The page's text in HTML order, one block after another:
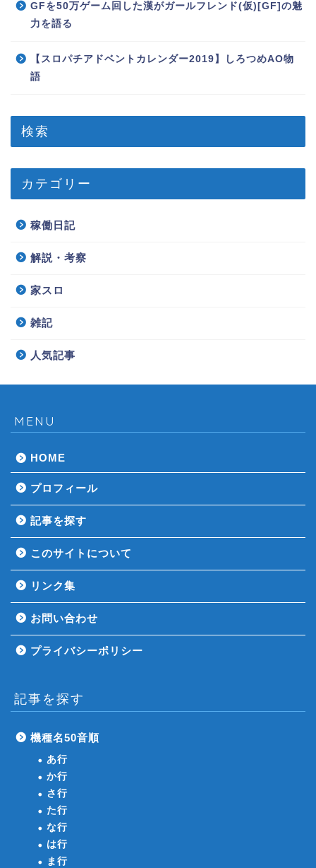
GFを50万ゲーム回した漢がガールフレンド(仮)[GF]の魅
力を語る
【スロパチアドベントカレンダー2019】しろつめAO物
語
検索
カテゴリー
稼働日記
解説・考察
家スロ
雑記
人気記事
MENU
HOME
プロフィール
記事を探す
このサイトについて
リンク集
お問い合わせ
プライバシーポリシー
記事を探す
機種名50音順
あ行
か行
さ行
た行
な行
は行
ま行